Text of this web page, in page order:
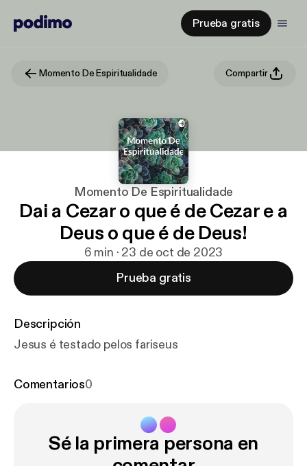
Prueba gratis
Momento De Espiritualidade Compartir
Momento De Espiritualidade
Dai a Cezar o que é de Cezar e a
Deus o que é de Deus!
6 min · 23 de oct de 2023
Prueba gratis
Descripción
Jesus é testado pelos fariseus
Comentarios0
Sé la primera persona en